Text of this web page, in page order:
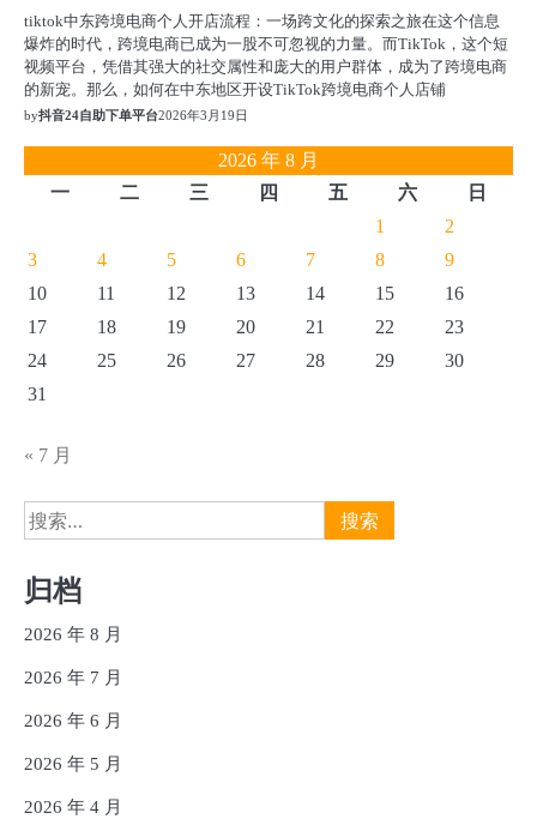
tiktok中东跨境电商个人开店流程：一场跨文化的探索之旅在这个信息
爆炸的时代，跨境电商已成为一股不可忽视的力量。而TikTok，这个短
视频平台，凭借其强大的社交属性和庞大的用户群体，成为了跨境电商
的新宠。那么，如何在中东地区开设TikTok跨境电商个人店铺
by抖音24自助下单平台2026年3月19日
2026 年 8 月
一
二 三 四 五 六
日
1
2
3
4 5 6 7 8
9
10
11 12 13 14 15
16
17
18 19 20 21 22
23
24
25 26 27 28 29
30
31
« 7 月
搜
索：
归档
2026 年 8 月
2026 年 7 月
2026 年 6 月
2026 年 5 月
2026 年 4 月